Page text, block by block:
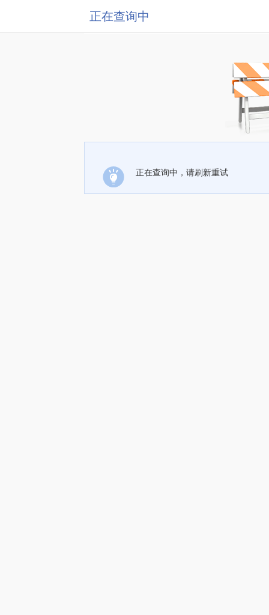
正在查询中
正在查询中，请刷新重试